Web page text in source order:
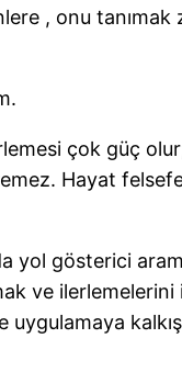
, onu
çok güç
Hayat
yol gösterici
ve
uygulamaya